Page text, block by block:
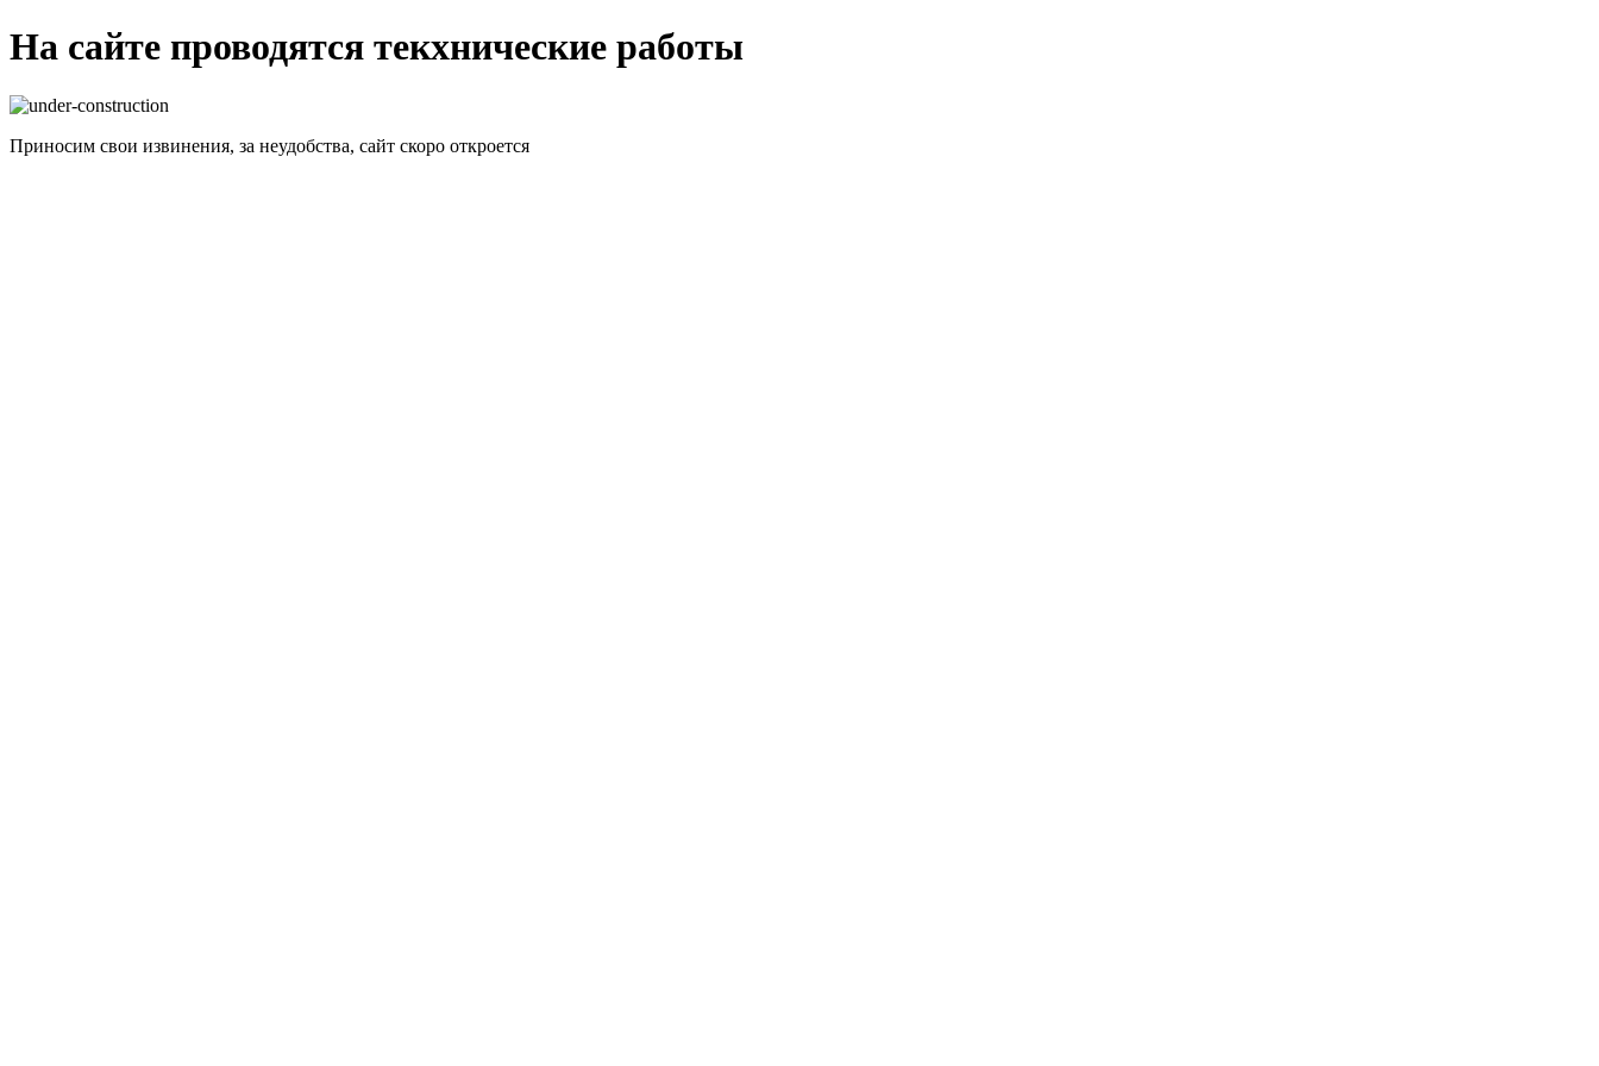
На сайте проводятся текхнические работы
Приносим свои извинения, за неудобства, сайт скоро откроется